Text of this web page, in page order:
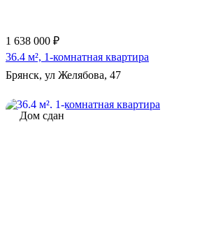
1 638 000 ₽
36.4 м², 1-комнатная квартира
Брянск, ул Желябова, 47
Дом сдан